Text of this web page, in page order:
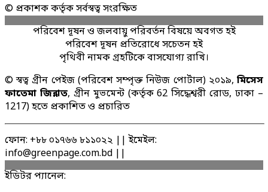
© প্রকাশক কর্তৃক সর্বস্বত্ব সংরক্ষিত
পরিবেশ দূষন ও জলবায়ু পরিবর্তন বিষয়ে অবগত হই
পরিবেশ দূষন প্রতিরোধে সচেতন হই
পৃথিবী নামক গ্রহটিকে বাসযোগ্য রাখি।
© স্বত্ব গ্রীন পেইজ (পরিবেশ সম্পৃক্ত নিউজ পোর্টাল) ২০১৯, মিসেস
ফাতেমা জিন্নাত, গ্রীন মুভমেন্ট (কর্তৃক 62 সিদ্ধেশ্বরী রোড, ঢাকা –
1217) হতে প্রকাশিত ও প্রচারিত
ফোন: +৮৮ ০১৭৬৬ ৮১১০২২ || ইমেইল:
info@greenpage.com.bd ||
ইডিটর প্যানেল: